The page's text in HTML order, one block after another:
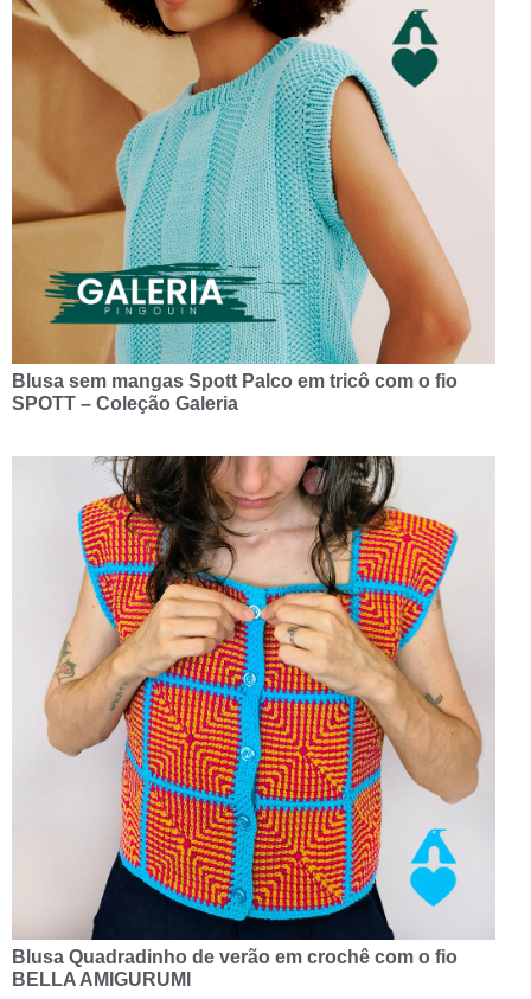
Blusa sem mangas Spott Palco em tricô com o fio
SPOTT – Coleção Galeria
Blusa Quadradinho de verão em crochê com o fio
BELLA AMIGURUMI